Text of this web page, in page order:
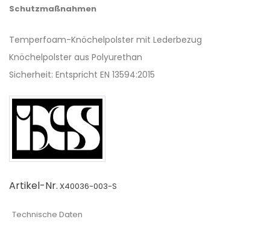
Schutzmaßnahmen
Temperfoam-Knöchelpolster mit Lederbezug
Knöchelpolster aus Polyurethan
Sicherheit: Entspricht EN 13594:2015
Artikel-Nr. X40036-003-S
Technische Daten